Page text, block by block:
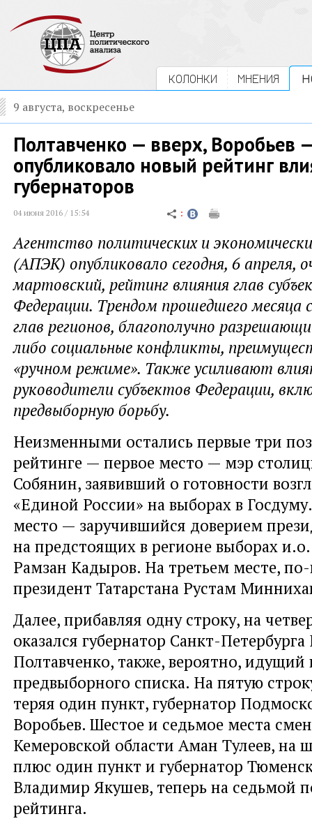
КОЛОНКИ МНЕНИЯ
9 августа, воскресенье
Полтавченко — вверх, Воробьев
опубликовало новый рейтинг
губернаторов
04 июня 2016 / 15:54
Агентство политических и
(АПЭК) опубликовало сегодня, 6 апреля,
мартовский, рейтинг влияния глав
Федерации. Трендом прошедшего месяца
глав регионов, благополучно
либо социальные конфликты,
«ручном режиме». Также усиливают
руководители субъектов Федерации,
предвыборную борьбу.
Неизменными остались первые три
рейтинге — первое место — мэр
Собянин, заявивший о готовности
«Единой России» на выборах в
место — заручившийся доверием
на предстоящих в регионе выборах
Рамзан Кадыров. На третьем месте,
президент Татарстана Рустам
Далее, прибавляя одну строку, на
оказался губернатор Санкт-Петербурга
Полтавченко, также, вероятно, идущий
предвыборного списка. На пятую
теряя один пункт, губернатор
Воробьев. Шестое и седьмое места
Кемеровской области Аман Тулеев, на
плюс один пункт и губернатор
Владимир Якушев, теперь на седьмой
рейтинга.